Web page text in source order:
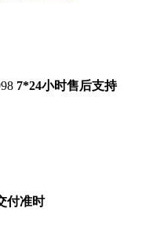
7*24小时售后支持
付准时